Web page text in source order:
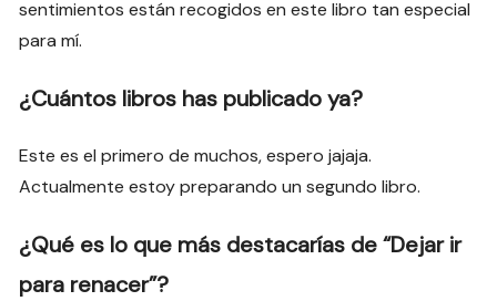
sentimientos están recogidos en este libro tan especial
para mí.
¿Cuántos libros has publicado ya?
Este es el primero de muchos, espero jajaja.
Actualmente estoy preparando un segundo libro.
¿Qué es lo que más destacarías de “Dejar ir
para renacer”?